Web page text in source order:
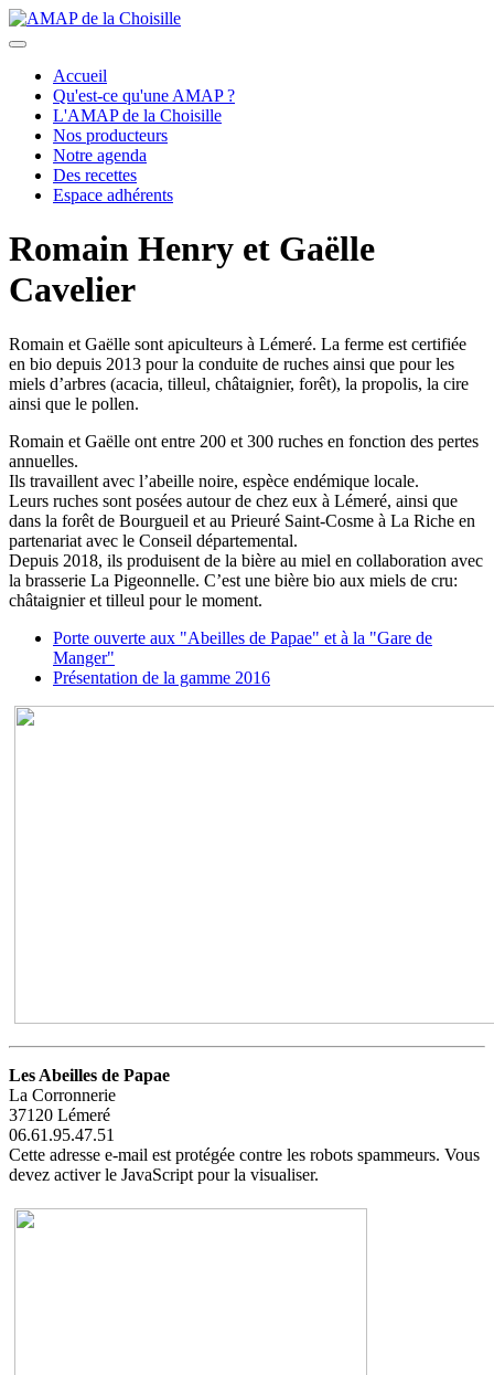
Accueil
Qu'est-ce qu'une AMAP ?
L'AMAP de la Choisille
Nos producteurs
Notre agenda
Des recettes
Espace adhérents
Romain Henry et Gaëlle
Cavelier
Romain et Gaëlle sont apiculteurs à Lémeré. La ferme est certifiée
en bio depuis 2013 pour la conduite de ruches ainsi que pour les
miels d’arbres (acacia, tilleul, châtaignier, forêt), la propolis, la cire
ainsi que le pollen.
Romain et Gaëlle ont entre 200 et 300 ruches en fonction des pertes
annuelles.
Ils travaillent avec l’abeille noire, espèce endémique locale.
Leurs ruches sont posées autour de chez eux à Lémeré, ainsi que
dans la forêt de Bourgueil et au Prieuré Saint-Cosme à La Riche en
partenariat avec le Conseil départemental.
Depuis 2018, ils produisent de la bière au miel en collaboration avec
la brasserie La Pigeonnelle. C’est une bière bio aux miels de cru:
châtaignier et tilleul pour le moment.
Porte ouverte aux "Abeilles de Papae" et à la "Gare de
Manger"
Présentation de la gamme 2016
Les Abeilles de Papae
La Corronnerie
37120 Lémeré
06.61.95.47.51
Cette adresse e-mail est protégée contre les robots spammeurs. Vous
devez activer le JavaScript pour la visualiser.
précédent
suivant